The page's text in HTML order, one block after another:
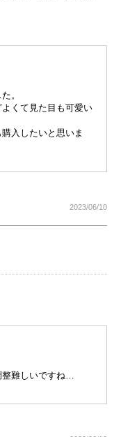
。
くて見た目も可愛い
入したいと思いま
2023/06/10
難しいですね…